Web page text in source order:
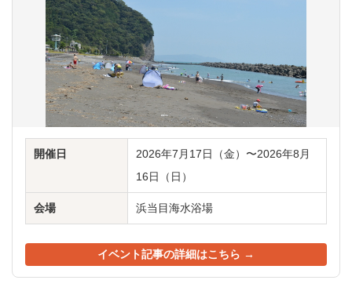
開催日
2026年7月17日（金）〜2026年8月
16日（日）
会場 浜当目海水浴場
イベント記事の詳細はこちら →